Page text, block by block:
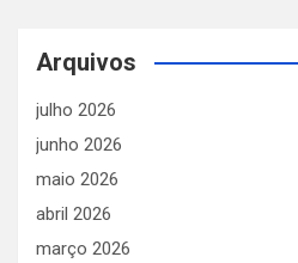
Arquivos
julho 2026
junho 2026
maio 2026
abril 2026
março 2026